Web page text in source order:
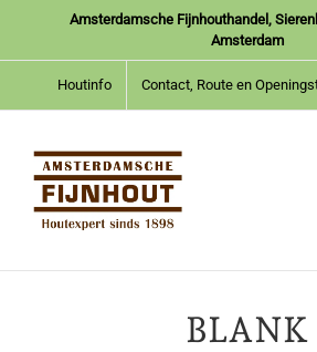
inhoud
Amsterdamsche Fijnhouthandel,
Amsterdam
Houtinfo Contact, Route en
BLANK